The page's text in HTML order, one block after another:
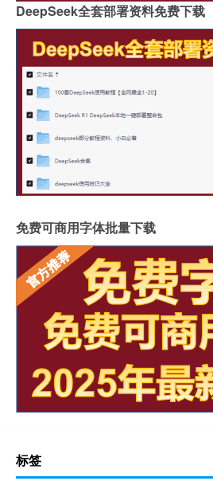
DeepSeek全套部署资料免费下载
免费可商用字体批量下载
标签